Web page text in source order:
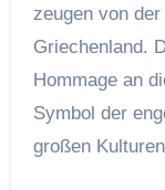
zeugen von
Griechenland.
Hommage an
Symbol der
großen